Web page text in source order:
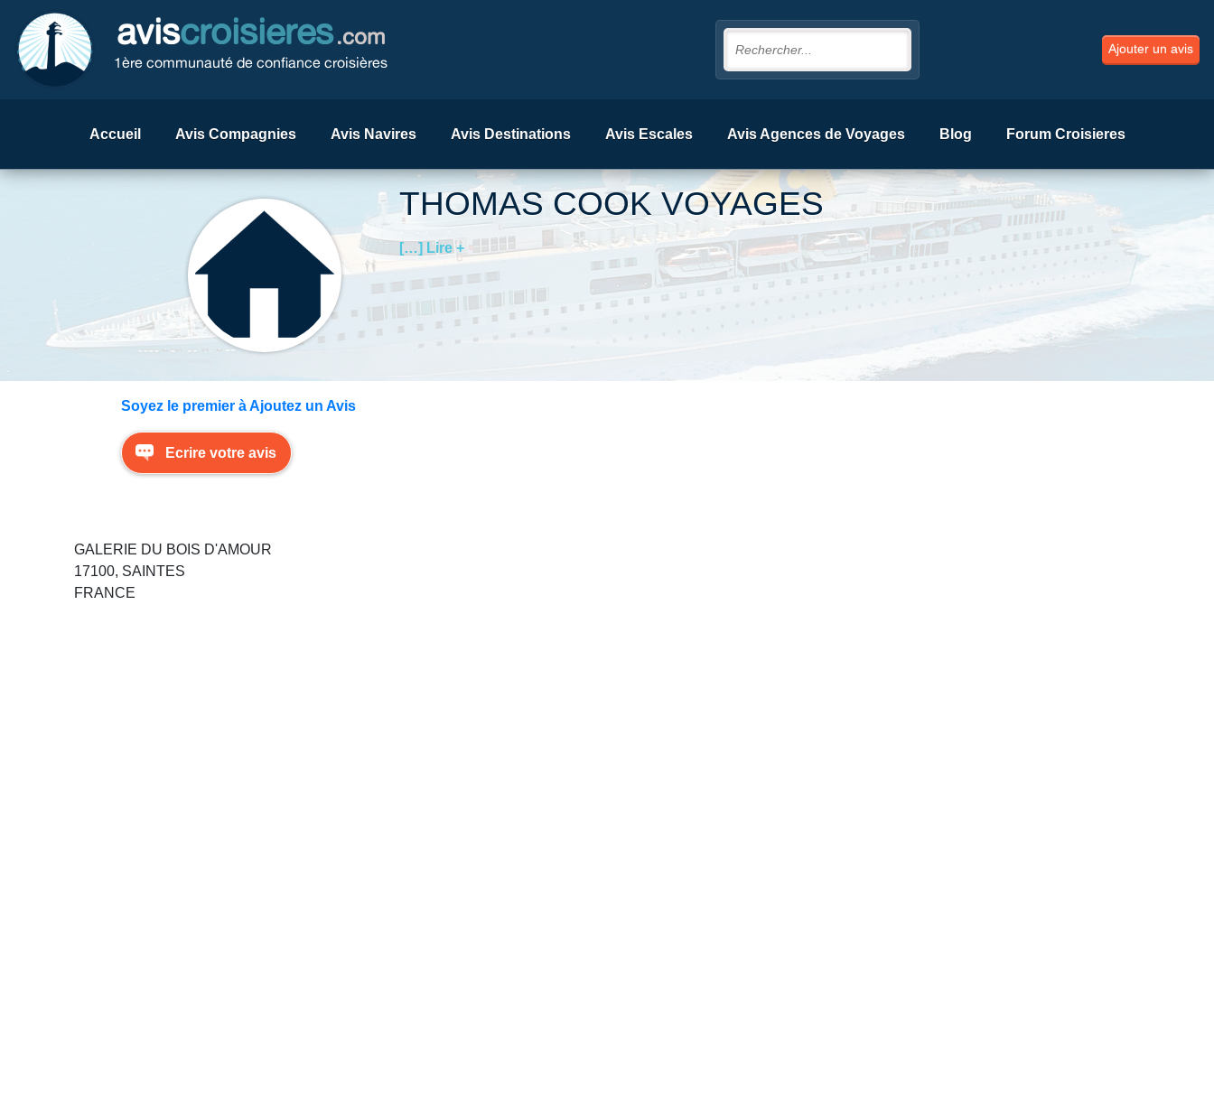
aviscroisieres.com
1ère communauté de confiance croisières
Ajouter un avis
Accueil Avis Compagnies Avis Navires Avis Destinations Avis Escales Avis Agences de Voyages Blog Forum Croisieres
THOMAS COOK VOYAGES
[…] Lire +
Soyez le premier à Ajoutez un Avis
Ecrire votre avis
GALERIE DU BOIS D'AMOUR
17100, SAINTES
FRANCE